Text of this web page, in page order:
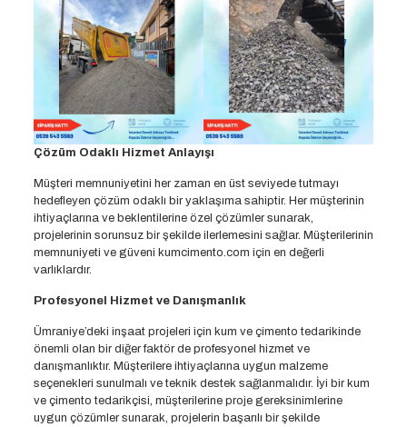
Çözüm Odaklı Hizmet Anlayışı
Müşteri memnuniyetini her zaman en üst seviyede tutmayı
hedefleyen çözüm odaklı bir yaklaşıma sahiptir. Her müşterinin
ihtiyaçlarına ve beklentilerine özel çözümler sunarak,
projelerinin sorunsuz bir şekilde ilerlemesini sağlar. Müşterilerinin
memnuniyeti ve güveni kumcimento.com için en değerli
varlıklardır.
Profesyonel Hizmet ve Danışmanlık
Ümraniye’deki inşaat projeleri için kum ve çimento tedarikinde
önemli olan bir diğer faktör de profesyonel hizmet ve
danışmanlıktır. Müşterilere ihtiyaçlarına uygun malzeme
seçenekleri sunulmalı ve teknik destek sağlanmalıdır. İyi bir kum
ve çimento tedarikçisi, müşterilerine proje gereksinimlerine
uygun çözümler sunarak, projelerin başarılı bir şekilde